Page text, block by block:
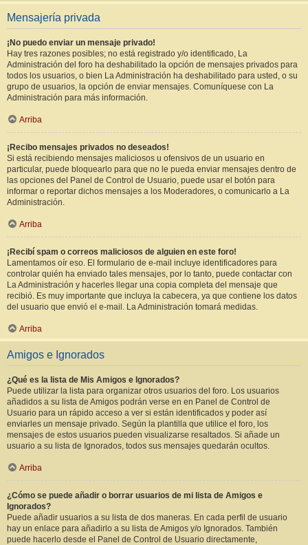
Mensajería privada
¡No puedo enviar un mensaje privado!
Hay tres razones posibles; no está registrado y/o identificado, La
Administración del foro ha deshabilitado la opción de mensajes privados para
todos los usuarios, o bien La Administración ha deshabilitado para usted, o su
grupo de usuarios, la opción de enviar mensajes. Comuníquese con La
Administración para más información.
Arriba
¡Recibo mensajes privados no deseados!
Si está recibiendo mensajes maliciosos u ofensivos de un usuario en
particular, puede bloquearlo para que no le pueda enviar mensajes dentro de
las opciones del Panel de Control de Usuario, puede usar el botón para
informar o reportar dichos mensajes a los Moderadores, o comunicarlo a La
Administración.
Arriba
¡Recibí spam o correos maliciosos de alguien en este foro!
Lamentamos oír eso. El formulario de e-mail incluye identificadores para
controlar quién ha enviado tales mensajes, por lo tanto, puede contactar con
La Administración y hacerles llegar una copia completa del mensaje que
recibió. Es muy importante que incluya la cabecera, ya que contiene los datos
del usuario que envió el e-mail. La Administración tomará medidas.
Arriba
Amigos e Ignorados
¿Qué es la lista de Mis Amigos e Ignorados?
Puede utilizar la lista para organizar otros usuarios del foro. Los usuarios
añadidos a su lista de Amigos podrán verse en en Panel de Control de
Usuario para un rápido acceso a ver si están identificados y poder así
enviarles un mensaje privado. Según la plantilla que utilice el foro, los
mensajes de estos usuarios pueden visualizarse resaltados. Si añade un
usuario a su lista de Ignorados, todos sus mensajes quedarán ocultos.
Arriba
¿Cómo se puede añadir o borrar usuarios de mi lista de Amigos e
Ignorados?
Puede añadir usuarios a su lista de dos maneras. En cada perfil de usuario
hay un enlace para añadirlo a su lista de Amigos y/o Ignorados. También
puede hacerlo desde el Panel de Control de Usuario directamente,